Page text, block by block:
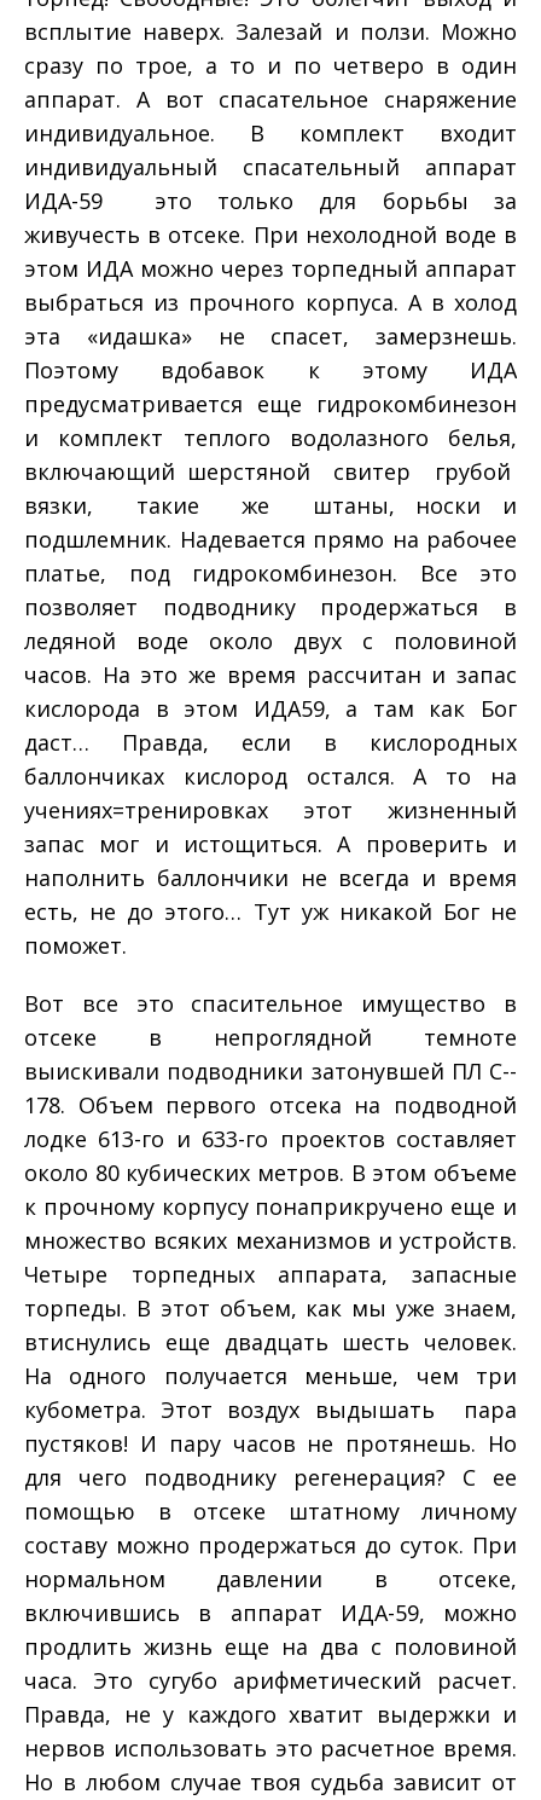
всплытие наверх. Залезай и ползи. Можно
сразу по трое, а то и по четверо в один
аппарат. А вот спасательное снаряжение
индивидуальное. В комплект входит
индивидуальный спасательный аппарат
ИДА-­59 ­ это только для борьбы за
живучесть в отсеке. При нехолодной воде в
этом ИДА можно через торпедный аппарат
выбраться из прочного корпуса. А в холод
эта «идашка» не спасет, замерзнешь.
Поэтому вдобавок к этому ИДА
предусматривается еще гидрокомбинезон
и комплект теплого водолазного белья,
включающий шерстяной свитер грубой
вязки, такие же штаны, носки и
подшлемник. Надевается прямо на рабочее
платье, под гидрокомбинезон. Все это
позволяет подводнику продержаться в
ледяной воде около двух с половиной
часов. На это же время рассчитан и запас
кислорода в этом ИДА­59, а там как Бог
даст… Правда, если в кислородных
баллончиках кислород остался. А то на
учениях=­тренировках этот жизненный
запас мог и истощиться. А проверить и
наполнить баллончики не всегда и время
есть, не до этого… Тут уж никакой Бог не
поможет.
Вот все это спасительное имущество в
отсеке в непроглядной темноте
выискивали подводники затонувшей ПЛ С-­
178. Объем первого отсека на подводной
лодке 613­-го и 633-­го проектов составляет
около 80 кубических метров. В этом объеме
к прочному корпусу понаприкручено еще и
множество всяких механизмов и устройств.
Четыре торпедных аппарата, запасные
торпеды. В этот объем, как мы уже знаем,
втиснулись еще двадцать шесть человек.
На одного получается меньше, чем три
кубометра. Этот воздух выдышать ­ пара
пустяков! И пару часов не протянешь. Но
для чего подводнику регенерация? С ее
помощью в отсеке штатному личному
составу можно продержаться до суток. При
нормальном давлении в отсеке,
включившись в аппарат ИДА-­59, можно
продлить жизнь еще на два с половиной
часа. Это сугубо арифметический расчет.
Правда, не у каждого хватит выдержки и
нервов использовать это расчетное время.
Но в любом случае твоя судьба зависит от